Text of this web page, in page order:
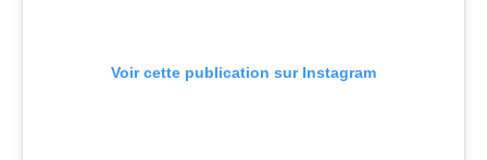
Voir cette publication sur Instagram